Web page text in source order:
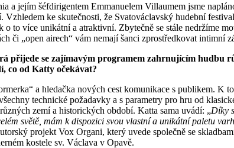
a jejím šéfdirigentem Emmanuelem Villaumem jsme
ke skutečnosti, že Svatováclavský hudební
to více unikátní a atraktivní. Zbytečně se stále nedržíme
či „open airech“ vám nemají šanci zprostředkovat intimní
se zajímavým programem zahrnujícím hudbu
co od Katty očekávat?
a hledačka nových cest komunikace s publikem.
technické požadavky a s parametry pro hru od
zemí a historických období. Katta sama uvádí: „Díky
světě, mám k dispozici svou vlastní a unikátní paletu
projekt Vox Organi, který uvede společně se
kostele sv. Václava v Opavě.